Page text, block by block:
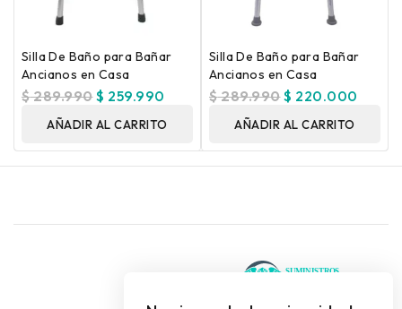
Silla De Baño para Bañar
Ancianos en Casa
$289.990$ 259.990
AÑADIR AL CARRITO
Silla De Baño para Bañar
Ancianos en Casa
$289.990$ 220.000
AÑADIR AL CARRITO